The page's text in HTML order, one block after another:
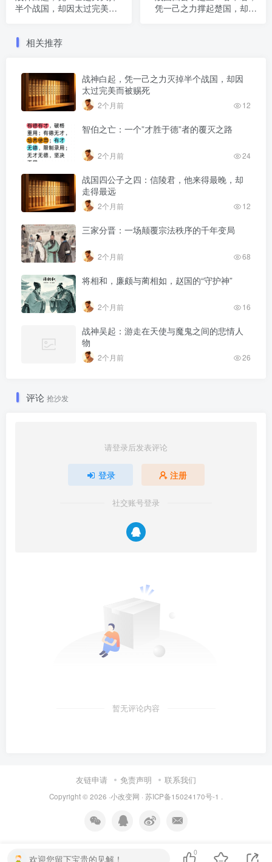
半个战国，却因太过完美而
凭一己之力撑起楚国，却因
相关推荐
战神白起，凭一己之力灭掉半个战国，却因
太过完美而被赐死
2个月前 12
智伯之亡：一个”才胜于德”者的覆灭之路
2个月前 24
战国四公子之四：信陵君，他来得最晚，却
走得最远
2个月前 12
三家分晋：一场颠覆宗法秩序的千年变局
2个月前 68
将相和，廉颇与蔺相如，赵国的“守护神”
2个月前 16
战神吴起：游走在天使与魔鬼之间的悲情人
物
2个月前 26
评论 抢沙发
请登录后发表评论
登录 注册
社交账号登录
暂无评论内容
友链申请 免责声明 联系我们
Copyright © 2026 ·小改变网 · 苏ICP备15024170号-1
欢迎您留下宝贵的见解！
0